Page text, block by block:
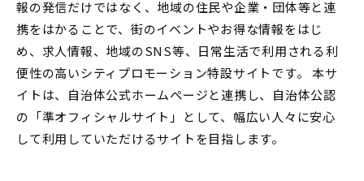
報の発信だけではなく、地域の住民や企業・団体等と連
携をはかることで、街のイベントやお得な情報をはじ
め、求人情報、地域のSNS等、日常生活で利用される利
便性の高いシティプロモーション特設サイトです。 本サ
イトは、自治体公式ホームページと連携し、自治体公認
の「準オフィシャルサイト」として、幅広い人々に安心
して利用していただけるサイトを目指します。